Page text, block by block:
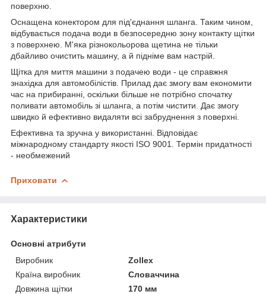
поверхню.
Оснащена конектором для під'єднання шланга. Таким чином,
відбувається подача води в безпосередню зону контакту щітки
з поверхнею. М'яка різнокольорова щетина не тільки
дбайливо очистить машину, а й підніме вам настрій.
Щітка для миття машини з подачею води - це справжня
знахідка для автомобілістів. Прилад дає змогу вам економити
час на прибиранні, оскільки більше не потрібно спочатку
поливати автомобіль зі шланга, а потім чистити. Дає змогу
швидко й ефективно видаляти всі забруднення з поверхні.
Ефективна та зручна у використанні. Відповідає
міжнародному стандарту якості ISO 9001. Термін придатності
- необмежений
Приховати
Характеристики
Основні атрибути
Виробник
Zollex
Країна виробник
Словаччина
Довжина щітки
170 мм